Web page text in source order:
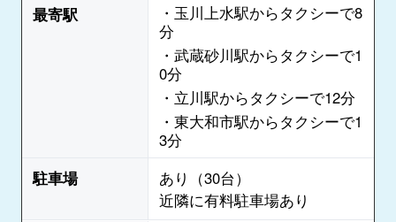
最寄駅
・玉川上水駅からタクシーで8
分
・武蔵砂川駅からタクシーで1
0分
・立川駅からタクシーで12分
・東大和市駅からタクシーで1
3分
駐車場
あり（30台）
近隣に有料駐車場あり